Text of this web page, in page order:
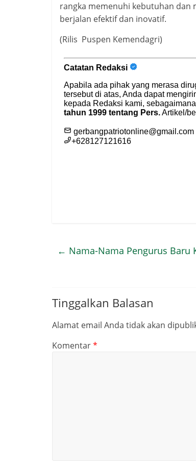
rangka memenuhi kebutuhan dan
berjalan efektif dan inovatif.
(Rilis Puspen Kemendagri)
← Nama-Nama Pengurus Baru
Tinggalkan Balasan
Alamat email Anda tidak akan
Komentar*